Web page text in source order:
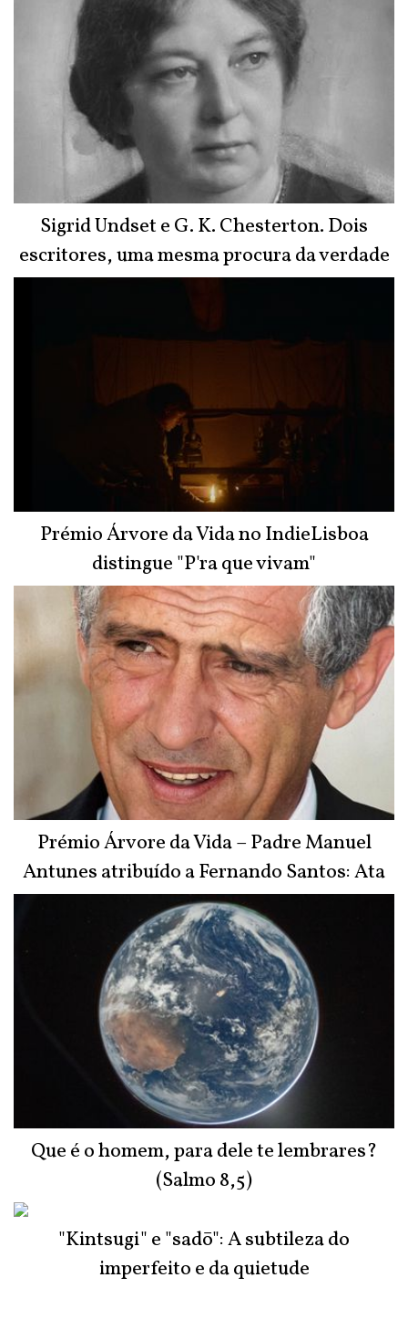
Sigrid Undset e G. K. Chesterton. Dois
escritores, uma mesma procura da verdade
Prémio Árvore da Vida no IndieLisboa
distingue "P'ra que vivam"
Prémio Árvore da Vida – Padre Manuel
Antunes atribuído a Fernando Santos: Ata
do Júri
Que é o homem, para dele te lembrares?
(Salmo 8,5)
"Kintsugi" e "sadō": A subtileza do
imperfeito e da quietude